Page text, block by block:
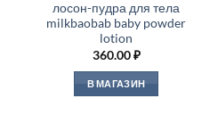
лосон-пудра для тела
milkbaobab baby powder
lotion
360.00₽
В МАГАЗИН